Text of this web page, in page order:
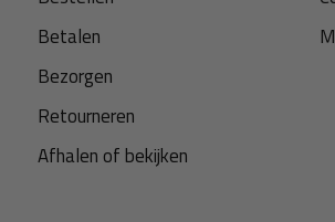
Hoe bevestig je het
of snelbinders. We adviseren
Betalen
Bezorgen
Retourneren
Afhalen of bekijken